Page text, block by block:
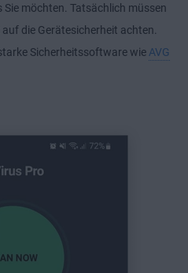
möchten. Tatsächlich müssen
die Gerätesicherheit achten.
Sicherheitssoftware wie AVG